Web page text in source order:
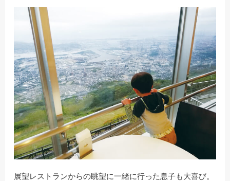
展望レストランからの眺望に一緒に行った息子も大喜び。